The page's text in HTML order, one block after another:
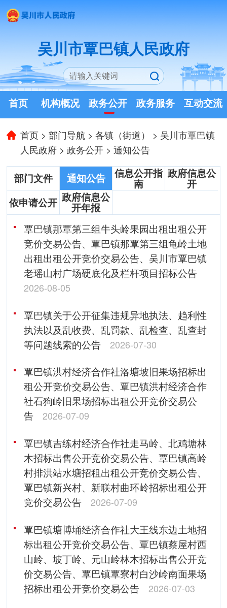
吴川市覃巴镇人民政府
首页 机构概况 政务公开 政务服务 互动交流
首页 >部门导航 >各镇（街道） > 吴川市覃巴镇
人民政府 >政务公开 >通知公告
部门文件 通知公告 信息公开指
南
政府信息公
开
依申请公开 政府信息公
开年报
覃巴镇那覃第三组牛头岭果园出租出租公开
竞价交易公告、覃巴镇那覃第三组龟岭土地
出租出租公开竞价交易公告、吴川市覃巴镇
老瑶山村广场硬底化及栏杆项目招标公告
2026-08-05
覃巴镇关于公开征集违规异地执法、趋利性
执法以及乱收费、乱罚款、乱检查、乱查封
等问题线索的公告
2026-07-30
覃巴镇洪村经济合作社洛塘坡旧果场招标出
租公开竞价交易公告、覃巴镇洪村经济合作
社石狗岭旧果场招标出租公开竞价交易公
告
2026-07-09
覃巴镇吉练村经济合作社走马岭、北鸡塘林
木招标出售公开竞价交易公告、覃巴镇高岭
村排洪站水塘招租出租公开竞价交易公告、
覃巴镇新兴村、新联村曲环岭招标出租公开
竞价交易公告
2026-07-09
覃巴镇塘博埇经济合作社大王线东边土地招
标出租公开竞价交易公告、覃巴镇蔡屋村西
山岭、坡丁岭、元山岭林木招标出售公开竞
价交易公告、覃巴镇覃寮村白沙岭南面果场
招标出租公开竞价交易公告
2026-07-03